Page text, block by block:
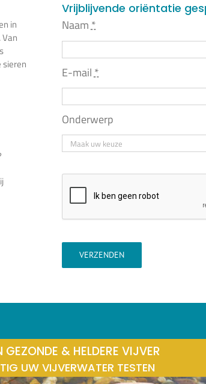
in
. Van
sieren
Vrijblijvende oriëntatie
Naam*
E-mail*
Onderwerp
VERZENDEN
GEZONDE & HELDERE VIJVER
UW VIJVERWATER TESTEN